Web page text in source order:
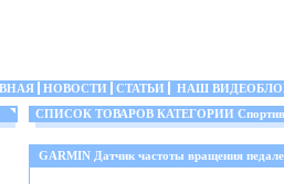
НОВОСТИ СТАТЬИ
НАШ
СПИСОК ТОВАРОВ КАТЕГОРИИ
GARMIN Датчик частоты вращения